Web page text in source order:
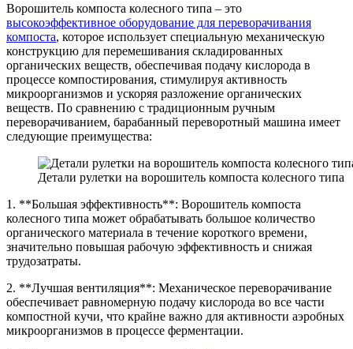
Ворошитель компоста колесного типа – это
высокоэффективное оборудование для переворачивания
компоста, которое использует специальную механическую
конструкцию для перемешивания складированных
органических веществ, обеспечивая подачу кислорода в
процессе компостирования, стимулируя активность
микроорганизмов и ускоряя разложение органических
веществ. По сравнению с традиционным ручным
переворачиванием, барабанный переворотный машина имеет
следующие преимущества:
Детали рулетки на ворошитель компоста колесного типа
1. **Большая эффективность**: Ворошитель компоста
колесного типа может обрабатывать большое количество
органического материала в течение короткого времени,
значительно повышая рабочую эффективность и снижая
трудозатраты.
2. **Лучшая вентиляция**: Механическое переворачивание
обеспечивает равномерную подачу кислорода во все части
компостной кучи, что крайне важно для активности аэробных
микроорганизмов в процессе ферментации.